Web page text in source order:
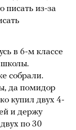
писать из-за
в 6-м классе
собрали.
да помидор
купил двух 4-
и держу
по 30